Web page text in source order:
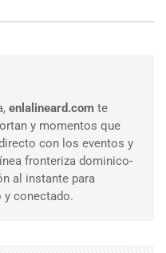
enlalineard.com te
y momentos que
con los eventos y
fronteriza dominico-
al instante para
y conectado.